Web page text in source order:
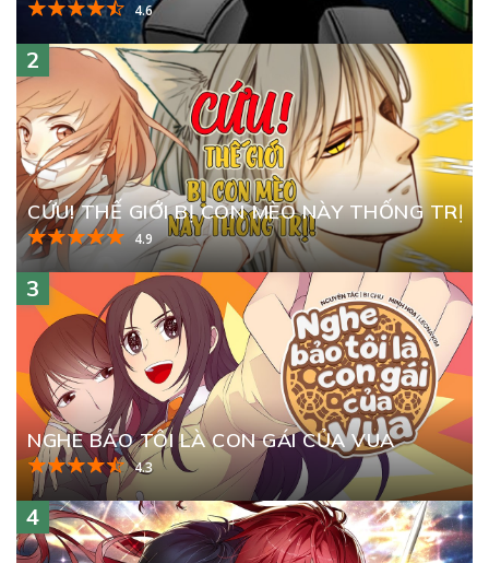
4.6
2
CỨU! THẾ GIỚI BỊ CON MÈO NÀY THỐNG TRỊ
4.9
3
NGHE BẢO TÔI LÀ CON GÁI CỦA VUA
4.3
4